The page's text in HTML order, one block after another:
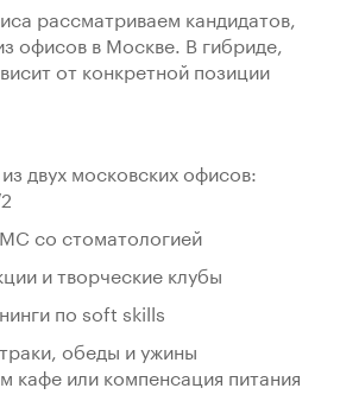
рассматриваем кандидатов,
офисов в Москве. В гибриде,
от конкретной позиции
двух московских офисов:
со стоматологией
и творческие клубы
по soft skills
обеды и ужины
кафе или компенсация питания